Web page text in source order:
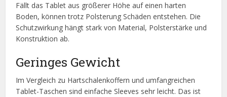
Fällt das Tablet aus größerer Höhe auf einen harten
Boden, können trotz Polsterung Schäden entstehen. Die
Schutzwirkung hängt stark von Material, Polsterstärke und
Konstruktion ab.
Geringes Gewicht
Im Vergleich zu Hartschalenkoffern und umfangreichen
Tablet-Taschen sind einfache Sleeves sehr leicht. Das ist